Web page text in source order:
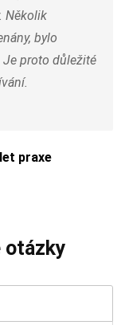
Několik
bylo
proto důležité
praxe
otázky